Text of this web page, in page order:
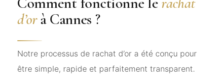
d’orà Cannes ?
Notre processus de rachat d’or a été conçu pour
être simple, rapide et parfaitement transparent.